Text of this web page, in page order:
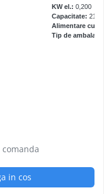
KW el.: 0,200
Capacitate:
Alimentare cu
Tip de ambalare:
in cos